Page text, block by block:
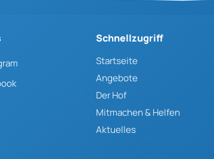
Schnellzugriff
Startseite
Angebote
Der Hof
Mitmachen & Helfen
Aktuelles